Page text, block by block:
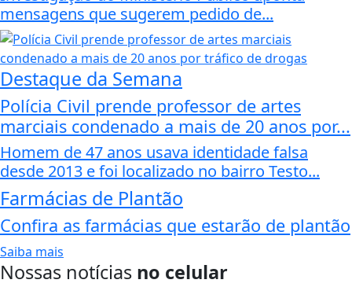
mensagens que sugerem pedido de...
Destaque da Semana
Polícia Civil prende professor de artes
marciais condenado a mais de 20 anos por...
Homem de 47 anos usava identidade falsa
desde 2013 e foi localizado no bairro Testo...
Farmácias de Plantão
Confira as farmácias que estarão de plantão
Saiba mais
Nossas notícias no celular